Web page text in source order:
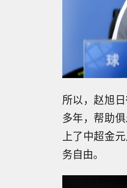
所以，赵旭
多年，帮助
上了中超金
务自由。